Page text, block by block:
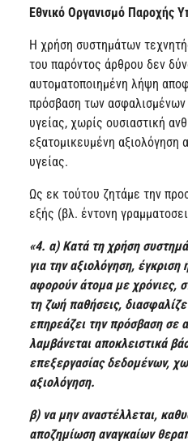
Εθνικό Οργανισμό Παροχής
Η χρήση συστημάτων
του παρόντος άρθρου δεν
αυτοματοποιημένη λήψη
πρόσβαση των
υγείας, χωρίς ουσιαστική
εξατομικευμένη αξιολόγηση
υγείας.
Ως εκ τούτου ζητάμε την
εξής (βλ. έντονη
«4. α) Κατά τη χρήση
για την αξιολόγηση,
αφορούν άτομα με χρόνιες,
τη ζωή παθήσεις,
επηρεάζει την πρόσβαση σε
λαμβάνεται αποκλειστικά
επεξεργασίας δεδομένων,
αξιολόγηση.
β) να μην αναστέλλεται,
αποζημίωση αναγκαίων